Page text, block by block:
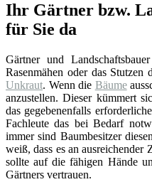
Ihr Gärtner bzw.
für Sie da
Gärtner und
Rasenmähen oder das Stutzen
Unkraut. Wenn die Bäume
anzustellen. Dieser kümmert
das gegebenenfalls
Fachleute das bei Bedarf
immer sind Baumbesitzer
weiß, dass es an
sollte auf die fähigen Hände
Gärtners vertrauen.